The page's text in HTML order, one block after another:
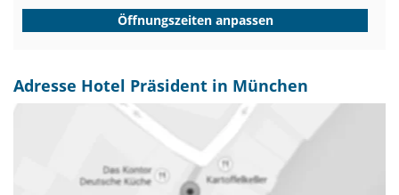
Öffnungszeiten anpassen
Adresse Hotel Präsident in München